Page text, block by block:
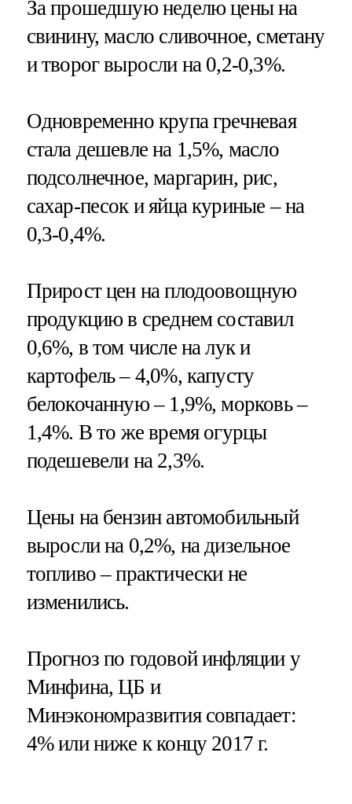
За прошедшую неделю цены на
свинину, масло сливочное, сметану
и творог выросли на 0,2-0,3%.
Одновременно крупа гречневая
стала дешевле на 1,5%, масло
подсолнечное, маргарин, рис,
сахар-песок и яйца куриные – на
0,3-0,4%.
Прирост цен на плодоовощную
продукцию в среднем составил
0,6%, в том числе на лук и
картофель – 4,0%, капусту
белокочанную – 1,9%, морковь –
1,4%. В то же время огурцы
подешевели на 2,3%.
Цены на бензин автомобильный
выросли на 0,2%, на дизельное
топливо – практически не
изменились.
Прогноз по годовой инфляции у
Минфина, ЦБ и
Минэкономразвития совпадает:
4% или ниже к концу 2017 г.